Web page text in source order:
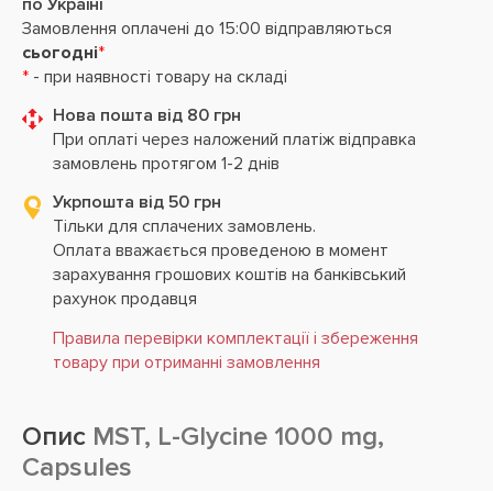
по Україні
Замовлення оплачені до 15:00 відправляються
сьогодні*
* - при наявності товару на складі
Нова пошта від 80 грн
При оплаті через наложений платіж відправка
замовлень протягом 1-2 днів
Укрпошта від 50 грн
Тільки для сплачених замовлень.
Оплата вважається проведеною в момент
зарахування грошових коштів на банківський
рахунок продавця
Правила перевірки комплектації і збереження
товару при отриманні замовлення
Опис MST, L-Glycine 1000 mg,
Capsules